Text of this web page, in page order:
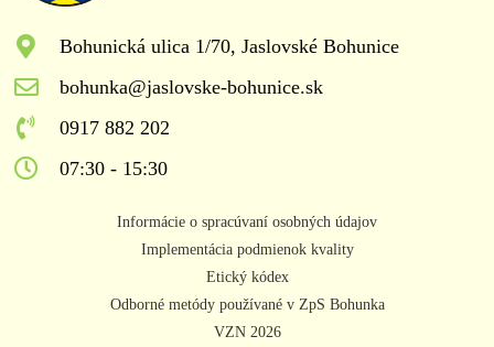
Bohunická ulica 1/70, Jaslovské Bohunice
bohunka@jaslovske-bohunice.sk
0917 882 202
07:30 - 15:30
Informácie o spracúvaní osobných údajov
Implementácia podmienok kvality
Etický kódex
Odborné metódy používané v ZpS Bohunka
VZN 2026